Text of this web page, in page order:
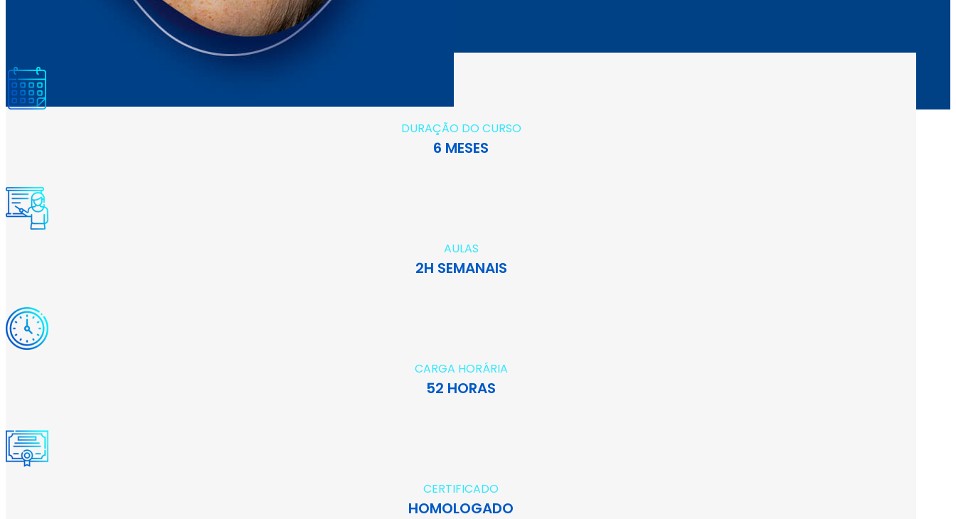
DURAÇÃO DO CURSO
6 MESES
AULAS
2H SEMANAIS
CARGA HORÁRIA
52 HORAS
CERTIFICADO
HOMOLOGADO